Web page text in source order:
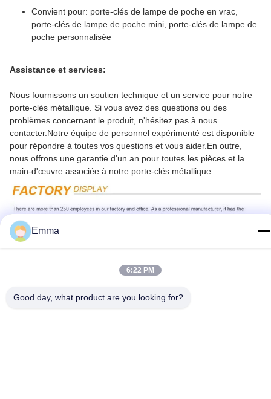
Convient pour: porte-clés de lampe de poche en vrac,
porte-clés de lampe de poche mini, porte-clés de lampe de
poche personnalisée
Assistance et services:
Nous fournissons un soutien technique et un service pour notre
porte-clés métallique. Si vous avez des questions ou des
problèmes concernant le produit, n'hésitez pas à nous
contacter.Notre équipe de personnel expérimenté est disponible
pour répondre à toutes vos questions et vous aider.En outre,
nous offrons une garantie d'un an pour toutes les pièces et la
main-d'œuvre associée à notre porte-clés métallique.
Emma
6:22 PM
Good day, what product are you looking for?